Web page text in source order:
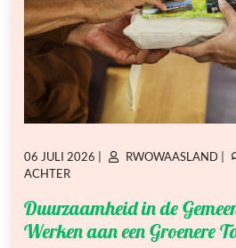
GEPLAATST
OP
06 JULI 2026
GEPLAATST
RWOWAASLAND
ACHTEROP
IN
GEMEENTE:
Duurzaamheid in de
Werken aan een Groenere